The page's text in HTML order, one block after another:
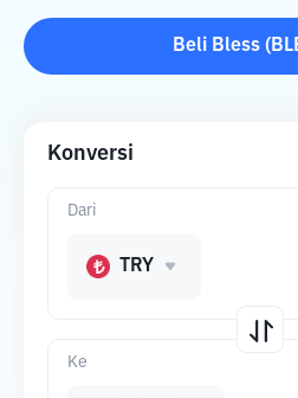
Beli Bless(
Konversi
Ke
Dari
TRY